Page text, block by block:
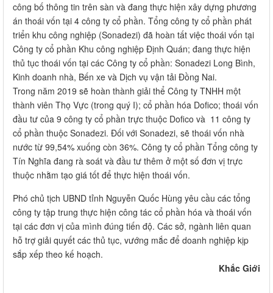
công bố thông tin trên sàn và đang thực hiện xây dựng phương
án thoái vốn tại 4 công ty cổ phần. Tổng công ty cổ phần phát
triển khu công nghiệp (Sonadezi) đã hoàn tất việc thoái vốn tại
Công ty cổ phần Khu công nghiệp Định Quán; đang thực hiện
thủ tục thoái vốn tại các Công ty cổ phần: Sonadezi Long Bình,
Kinh doanh nhà, Bến xe và Dịch vụ vận tải Đồng Nai.
Trong năm 2019 sẽ hoàn thành giải thể Công ty TNHH một
thành viên Thọ Vực (trong quý I); cổ phần hóa Dofico; thoái vốn
đầu tư của 9 công ty cổ phần trực thuộc Dofico và 11 công ty
cổ phần thuộc Sonadezi. Đối với Sonadezi, sẽ thoái vốn nhà
nước từ 99,54% xuống còn 36%. Công ty cổ phần Tổng công ty
Tín Nghĩa đang rà soát và đầu tư thêm ở một số đơn vị trực
thuộc nhằm tạo giá tốt để thực hiện thoái vốn.
Phó chủ tịch UBND tỉnh Nguyễn Quốc Hùng yêu cầu các tổng
công ty tập trung thực hiện công tác cổ phần hóa và thoái vốn
tại các đơn vị của mình đúng tiến độ. Các sở, ngành liên quan
hỗ trợ giải quyết các thủ tục, vướng mắc để doanh nghiệp kịp
sắp xếp theo kế hoạch.
Khắc Giới